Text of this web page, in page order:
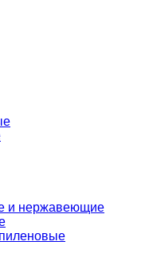
и нержавеющие